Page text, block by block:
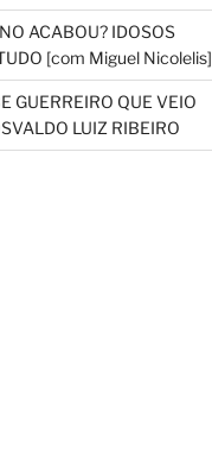
ACABOU? IDOSOS
[com Miguel Nicolelis]
GUERREIRO QUE VEIO
LUIZ RIBEIRO